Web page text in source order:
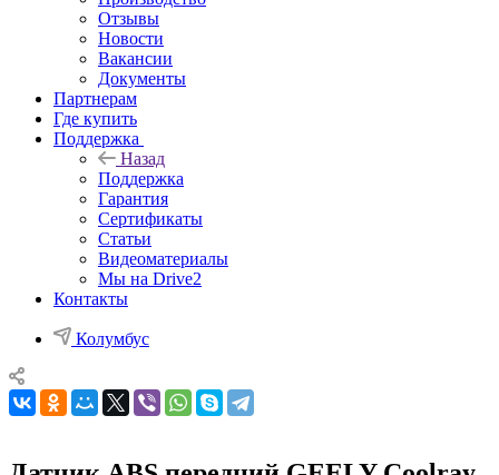
Отзывы
Новости
Вакансии
Документы
Партнерам
Где купить
Поддержка
Назад
Поддержка
Гарантия
Сертификаты
Статьи
Видеоматериалы
Мы на Drive2
Контакты
Колумбус